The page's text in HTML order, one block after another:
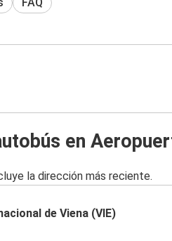
en
la dirección más reciente.
de Viena (VIE)